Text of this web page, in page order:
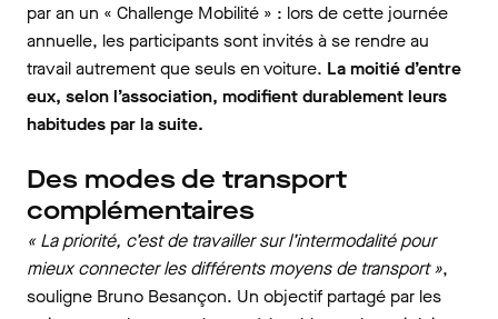
par an un « Challenge Mobilité » : lors de cette journée
annuelle, les participants sont invités à se rendre au
travail autrement que seuls en voiture. La moitié d’entre
eux, selon l’association, modifient durablement leurs
habitudes par la suite.
Des modes de transport
complémentaires
« La priorité, c’est de travailler sur l’intermodalité pour
mieux connecter les différents moyens de transport »,
souligne Bruno Besançon. Un objectif partagé par les